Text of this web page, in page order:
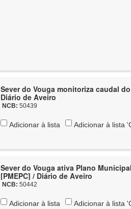
Sever do Vouga monitoriza caudal
Diário de Aveiro
NCB:50439
Adicionar à lista Adicionar à lista
Sever do Vouga ativa Plano
[PMEPC] / Diário de Aveiro
NCB:50442
Adicionar à lista Adicionar à lista